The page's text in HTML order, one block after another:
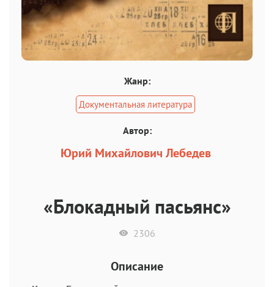
Жанр:
Документальная литература
Автор:
Юрий Михайлович Лебедев
«Блокадный пасьянс»
2306
Описание